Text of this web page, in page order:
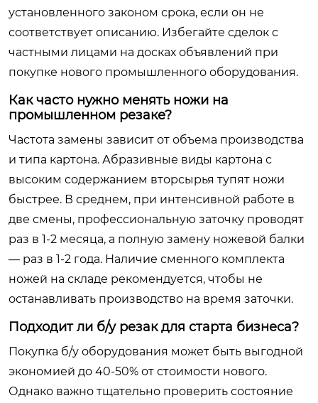
установленного законом срока, если он не
соответствует описанию. Избегайте сделок с
частными лицами на досках объявлений при
покупке нового промышленного оборудования.
Как часто нужно менять ножи на
промышленном резаке?
Частота замены зависит от объема производства
и типа картона. Абразивные виды картона с
высоким содержанием вторсырья тупят ножи
быстрее. В среднем, при интенсивной работе в
две смены, профессиональную заточку проводят
раз в 1-2 месяца, а полную замену ножевой балки
— раз в 1-2 года. Наличие сменного комплекта
ножей на складе рекомендуется, чтобы не
останавливать производство на время заточки.
Подходит ли б/у резак для старта бизнеса?
Покупка б/у оборудования может быть выгодной
экономией до 40-50% от стоимости нового.
Однако важно тщательно проверить состояние